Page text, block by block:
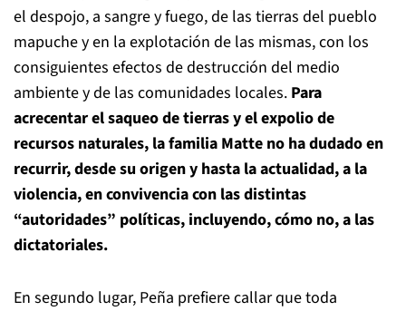
el despojo, a sangre y fuego, de las tierras del pueblo
mapuche y en la explotación de las mismas, con los
consiguientes efectos de destrucción del medio
ambiente y de las comunidades locales. Para
acrecentar el saqueo de tierras y el expolio de
recursos naturales, la familia Matte no ha dudado en
recurrir, desde su origen y hasta la actualidad, a la
violencia, en convivencia con las distintas
“autoridades” políticas, incluyendo, cómo no, a las
dictatoriales.
En segundo lugar, Peña prefiere callar que toda